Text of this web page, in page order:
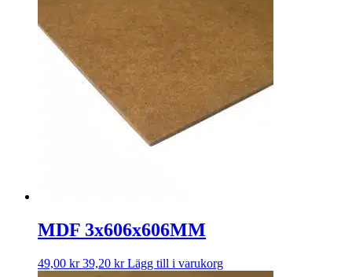
MDF 3x606x606MM
49,00 kr 39,20 kr Lägg till i varukorg